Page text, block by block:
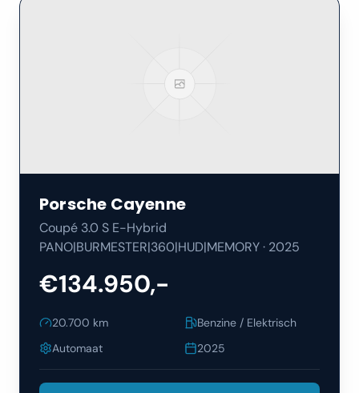
Porsche Cayenne
Coupé 3.0 S E-Hybrid
PANO|BURMESTER|360|HUD|MEMORY· 2025
€134.950,-
20.700 km
Benzine / Elektrisch
Automaat
2025